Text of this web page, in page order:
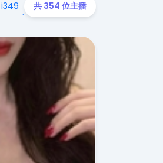
i349 共 354 位主播